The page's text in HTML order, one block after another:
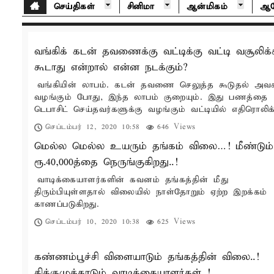
செய்திகள் சினிமா ஆன்மிகம்
வங்கிக் கடன் தவணைக்கு வட்டிக்கு வட்டி
கூடாது என்றால் என்ன நடக்கும்?
வங்கியின் லாபம். கடன் தவணை செலுத்த கூடுதல்
வழங்கும் போது, இந்த லாபம் குறையும். இது பணத்தை
டெபாசிட் செய்தவர்களுக்கு வழங்கும் வட்டியில்
செப்டம்பர் 12, 2020 10:58 646 Views
மெல்ல மெல்ல உயரும் தங்கம் விலை…! மீண்டும்
ரூ.40,000த்தை நெருங்குகிறது..!
வாடிக்கையாளர்களின் கவனம் தங்கத்தின் மீது
திரும்பியுள்ளதால் விலையில் நாள்தோறும் ஏற்ற இறக்கம்
காணப்படுகிறது.
செப்டம்பர் 10, 2020 10:38 625 Views
கண்ணம்பூச்சி விளையாடும் தங்கத்தின் விலை..!